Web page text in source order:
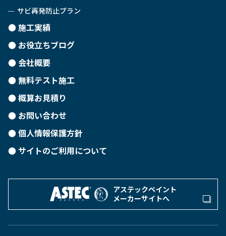
サビ再発防止プラン
施工実績
お役立ちブログ
会社概要
無料テスト施工
概算お見積り
お問い合わせ
個人情報保護方針
サイトのご利用について
アステックペイント
メーカーサイトへ